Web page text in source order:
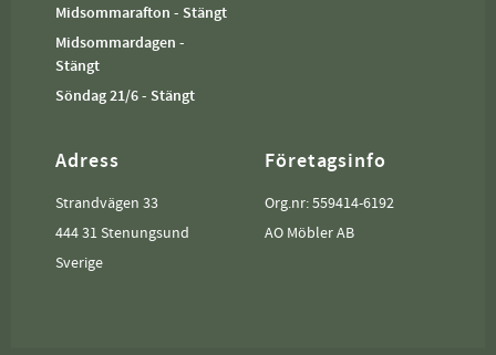
Midsommarafton - Stängt
Midsommardagen -
Stängt
Söndag 21/6 - Stängt
Adress
Strandvägen 33
444 31 Stenungsund
Sverige
Företagsinfo
Org.nr: 559414-6192
AO Möbler AB